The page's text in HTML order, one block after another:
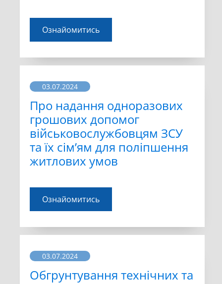
Ознайомитись
03.07.2024
Про надання одноразових
грошових допомог
військовослужбовцям ЗСУ
та їх сім’ям для поліпшення
житлових умов
Ознайомитись
03.07.2024
Обгрунтування технічних та